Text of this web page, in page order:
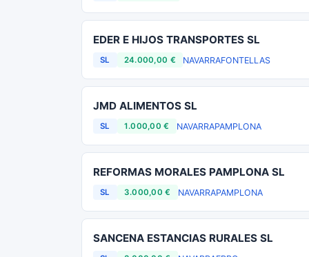
EDER E HIJOS TRANSPORTES SL
SL 24.000,00 € NAVARRAFONTELLAS
JMD ALIMENTOS SL
SL 1.000,00 € NAVARRAPAMPLONA
REFORMAS MORALES PAMPLONA SL
SL 3.000,00 € NAVARRAPAMPLONA
SANCENA ESTANCIAS RURALES SL